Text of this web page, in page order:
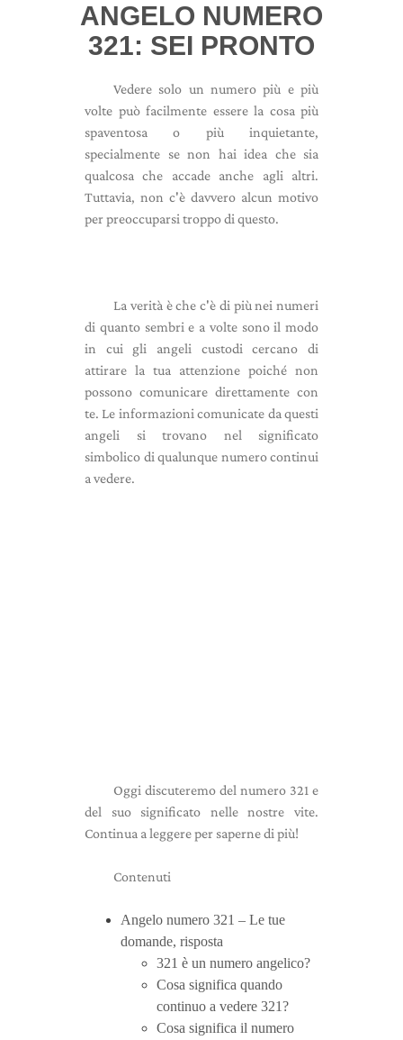
ANGELO NUMERO
321: SEI PRONTO
Vedere solo un numero più e più
volte può facilmente essere la cosa più
spaventosa o più inquietante,
specialmente se non hai idea che sia
qualcosa che accade anche agli altri.
Tuttavia, non c'è davvero alcun motivo
per preoccuparsi troppo di questo.
La verità è che c'è di più nei numeri
di quanto sembri e a volte sono il modo
in cui gli angeli custodi cercano di
attirare la tua attenzione poiché non
possono comunicare direttamente con
te. Le informazioni comunicate da questi
angeli si trovano nel significato
simbolico di qualunque numero continui
a vedere.
Oggi discuteremo del numero 321 e
del suo significato nelle nostre vite.
Continua a leggere per saperne di più!
Contenuti
Angelo numero 321 – Le tue
domande, risposta
321 è un numero angelico?
Cosa significa quando
continuo a vedere 321?
Cosa significa il numero